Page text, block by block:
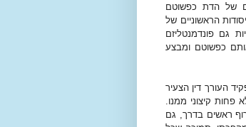
של הדת כפשוטם
הראשוניים של
גם פונדמנטליזם
כפשוטם ומבצע
העורך דין הצעיר
קיצוני ממנו.
ראשים בדרך, גם